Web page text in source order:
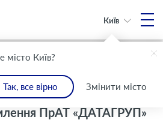
місто Київ?
Так, все вірно Змінити місто
Київ
/
/ Інформація для клієнтів
ПрАТ «ДАТАГРУП»
ПрАТ «ДАТАГРУП»